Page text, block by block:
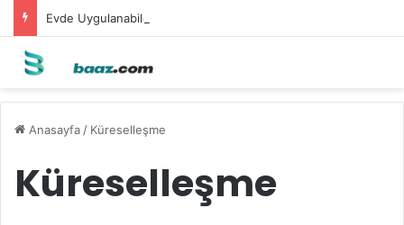
Evde Uygulanabilecek Leke Karşıtı Maskeler
Anasayfa / Küreselleşme
Küreselleşme